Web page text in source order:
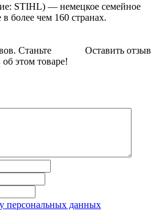
STIHL) — немецкое семейное
более чем 160 странах.
Оставить отзыв
Станьте
этом товаре!
персональных данных